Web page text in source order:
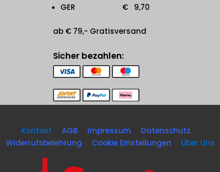
GER € 9,70
ab € 79,- Gratisversand
Sicher bezahlen:
Kontakt AGB Impressum
Datenschutz
Widerrufsbelehrung
Cookie Einstellungen Über Uns